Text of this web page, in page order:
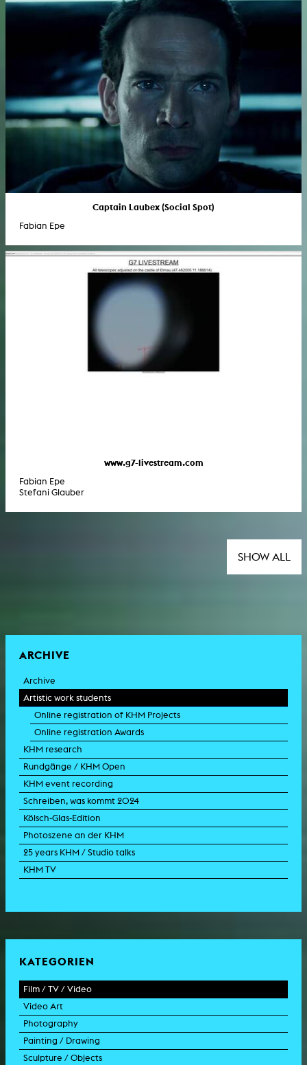
Captain Laubex (Social Spot)
Fabian Epe
www.g7-livestream.com
Fabian Epe
Stefani Glauber
SHOW ALL
ARCHIVE
Archive
Artistic work students
Online registration of KHM Projects
Online registration Awards
KHM research
Rundgänge / KHM Open
KHM event recording
Schreiben, was kommt 2024
Kölsch-Glas-Edition
Photoszene an der KHM
25 years KHM / Studio talks
KHM TV
KATEGORIEN
Film / TV / Video
feature film
documentary
documentary drama
animation film
Video Art
experimental film
video work
video performance
Photography
photographic work
photographic documentation
Painting / Drawing
painting
Sculpture / Objects